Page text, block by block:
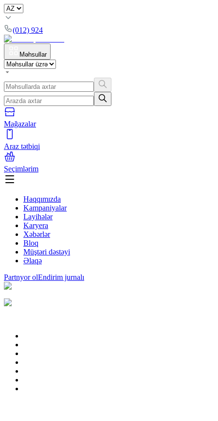
(012) 924
Məhsullar
Mağazalar
Araz tətbiqi
Seçimlərim
Haqqımızda
Kampaniyalar
Layihələr
Karyera
Xəbərlər
Bloq
Müştəri dəstəyi
Əlaqə
Partnyor olEndirim jurnalı